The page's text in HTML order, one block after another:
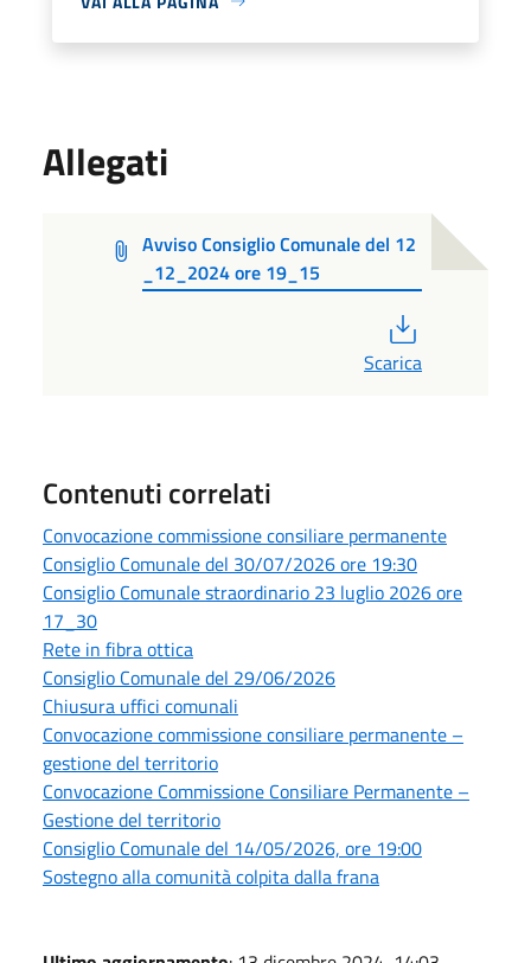
Allegati
Avviso Consiglio Comunale del 12
_12_2024 ore 19_15
Scarica
Contenuti correlati
Convocazione commissione consiliare permanente
Consiglio Comunale del 30/07/2026 ore 19:30
Consiglio Comunale straordinario 23 luglio 2026 ore
17_30
Rete in fibra ottica
Consiglio Comunale del 29/06/2026
Chiusura uffici comunali
Convocazione commissione consiliare permanente –
gestione del territorio
Convocazione Commissione Consiliare Permanente –
Gestione del territorio
Consiglio Comunale del 14/05/2026, ore 19:00
Sostegno alla comunità colpita dalla frana